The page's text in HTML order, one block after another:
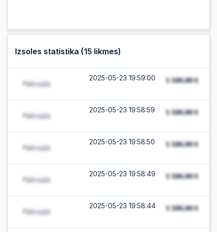
Izsoles statistika (15 likmes)
2025-05-23 19:59:00
2025-05-23 19:58:59
2025-05-23 19:58:50
2025-05-23 19:58:49
2025-05-23 19:58:44